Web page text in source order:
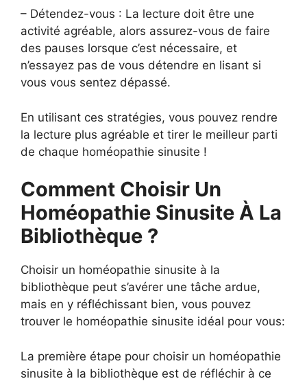
– Détendez-vous : La lecture doit être une
activité agréable, alors assurez-vous de faire
des pauses lorsque c’est nécessaire, et
n’essayez pas de vous détendre en lisant si
vous vous sentez dépassé.
En utilisant ces stratégies, vous pouvez rendre
la lecture plus agréable et tirer le meilleur parti
de chaque homéopathie sinusite !
Comment Choisir Un
Homéopathie Sinusite À La
Bibliothèque ?
Choisir un homéopathie sinusite à la
bibliothèque peut s’avérer une tâche ardue,
mais en y réfléchissant bien, vous pouvez
trouver le homéopathie sinusite idéal pour vous:
La première étape pour choisir un homéopathie
sinusite à la bibliothèque est de réfléchir à ce